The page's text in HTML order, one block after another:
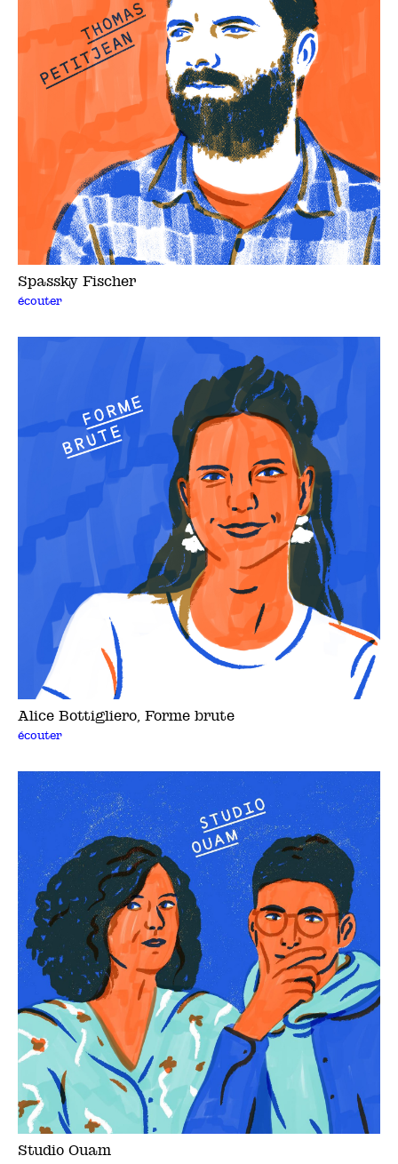
Spassky Fischer
écouter
Alice Bottigliero, Forme brute
écouter
Studio Ouam